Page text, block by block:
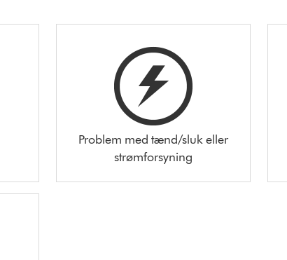
Problem med tænd/sluk eller
strømforsyning